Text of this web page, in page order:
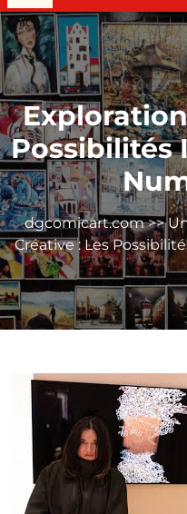
Possibilités
dgcomicart.com>>
Créative : Les